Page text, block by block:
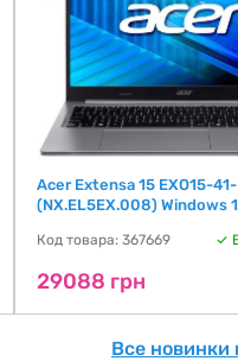
Acer Extensa 15 EXO15-
(NX.EL5EX.008) Windows
Код товара: 367669
29088 грн
Все новинки